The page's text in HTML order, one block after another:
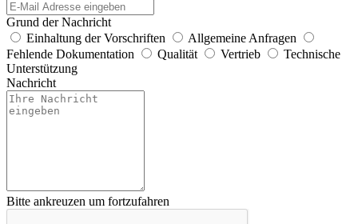
Grund der Nachricht
Einhaltung der Vorschriften
Allgemeine Anfragen
Fehlende Dokumentation
Qualität Vertrieb
Technische
Unterstützung
Nachricht
Bitte ankreuzen um fortzufahren